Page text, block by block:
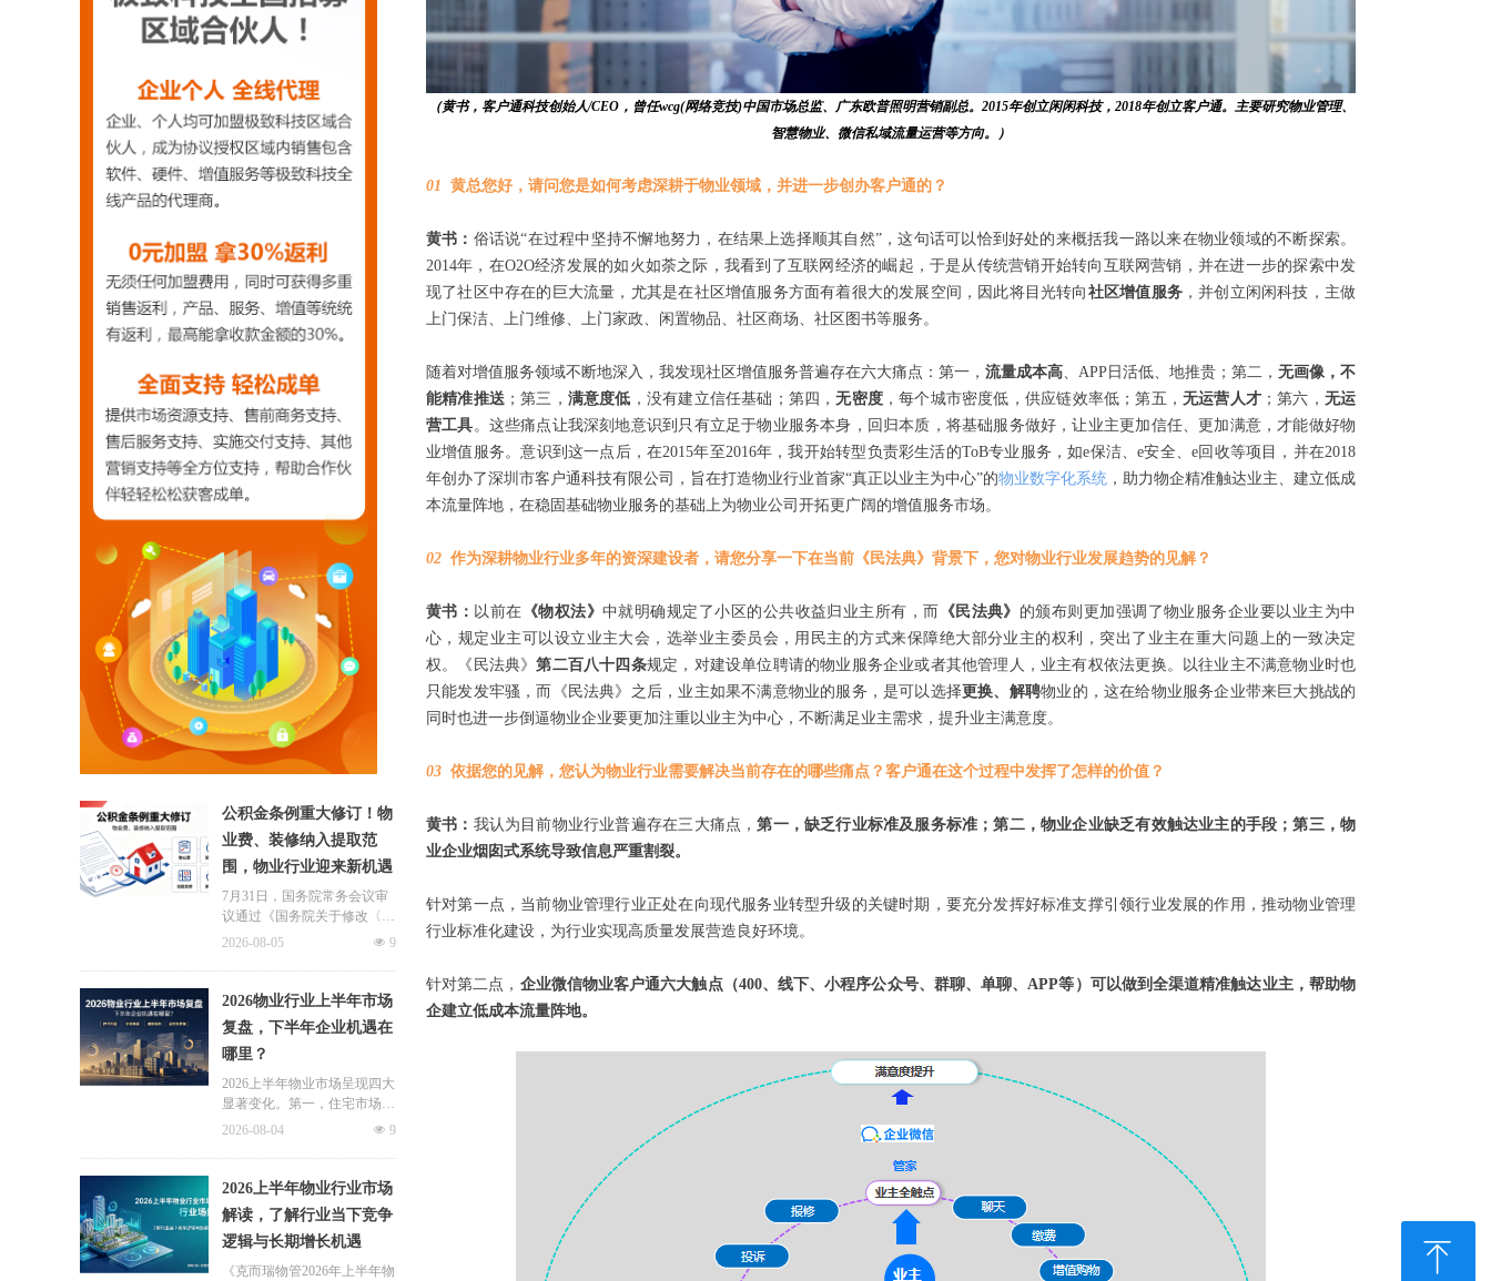
（黄书，客户通科技创始人/CEO，曾任wcg(网络竞技)中国市场总监、广东欧普照明营销副总。2015年创立闲闲科技，2018年创立客户通。主要研究物业管理、
智慧物业、微信私域流量运营等方向。）
01 黄总您好，请问您是如何考虑深耕于物业领域，并进一步创办客户通的？
黄书： 俗话说“在过程中坚持不懈地努力，在结果上选择顺其自然”，这句话可以恰到好处的来概括我一路以来在物业领域的不断探索。
2014年，在O2O经济发展的如火如荼之际，我看到了互联网经济的崛起，于是从传统营销开始转向互联网营销，并在进一步的探索中发
现了社区中存在的巨大流量，尤其是在社区增值服务方面有着很大的发展空间，因此将目光转向 社区增值服务，并创立闲闲科技，主做
上门保洁、上门维修、上门家政、闲置物品、社区商场、社区图书等服务。
随着对增值服务领域不断地深入，我发现社区增值服务普遍存在六大痛点：第一， 流量成本高 、APP日活低、地推贵；第二， 无画像，不
能精准推送 ；第三， 满意度低 ，没有建立信任基础；第四，无密度 ，每个城市密度低，供应链效率低；第五， 无运营人才 ；第六， 无运
营工具 。这些痛点让我深刻地意识到只有立足于物业服务本身，回归本质，将基础服务做好，让业主更加信任、更加满意，才能做好物
业增值服务。意识到这一点后，在2015年至2016年，我开始转型负责彩生活的ToB专业服务，如e保洁、e安全、e回收等项目，并在2018
年创办了深圳市客户通科技有限公司，旨在打造物业行业首家“真正以业主为中心”的物业数字化系统 ，助力物企精准触达业主、建立低成
本流量阵地，在稳固基础物业服务的基础上为物业公司开拓更广阔的增值服务市场。
02 作为深耕物业行业多年的资深建设者，请您分享一下在当前《民法典》背景下，您对物业行业发展趋势的见解？
黄书： 以前在 《物权法》中就明确规定了小区的公共收益归业主所有，而 《民法典》 的颁布则更加强调了物业服务企业要以业主为中
心，规定业主可以设立业主大会，选举业主委员会，用民主的方式来保障绝大部分业主的权利，突出了业主在重大问题上的一致决定
权。《民法典》第二百八十四条规定，对建设单位聘请的物业服务企业或者其他管理人，业主有权依法更换。以往业主不满意物业时也
只能发发牢骚，而《民法典》之后，业主如果不满意物业的服务，是可以选择更换、解聘物业的，这在给物业服务企业带来巨大挑战的
同时也进一步倒逼物业企业要更加注重以业主为中心，不断满足业主需求，提升业主满意度。
03 依据您的见解，您认为物业行业需要解决当前存在的哪些痛点？客户通在这个过程中发挥了怎样的价值？
黄书： 我认为目前物业行业普遍存在三大痛点，第一，缺乏行业标准及服务标准；第二，物业企业缺乏有效触达业主的手段；第三，物
业企业烟囱式系统导致信息严重割裂。
针对第一点，当前物业管理行业正处在向现代服务业转型升级的关键时期，要充分发挥好标准支撑引领行业发展的作用，推动物业管理
行业标准化建设，为行业实现高质量发展营造良好环境。
针对第二点， 企业微信物业客户通六大触点（400、线下、小程序公众号、群聊、单聊、APP等）可以做到全渠道精准触达业主，帮助物
企建立低成本流量阵地。
【相关文章推荐】
公积金条例重大修订！物
业费、装修纳入提取范
围，物业行业迎来新机遇
7月31日，国务院常务会议审
议通过《国务院关于修改〈住
房公积金管理条例〉的决定
景迎来历史性扩容。提取情形
由原有6种拓展至9种，新增装
修自住住房、支付自住住房物
业费两大民生场景，同时设置
兜底条款支持其他合规住房消
费。这项顶层政策调整，不仅
惠及亿万缴存职工，也将深度
业。
넶 9
2026-08-05
2026物业行业上半年市场
复盘，下半年企业机遇在
哪里？
2026上半年物业市场呈现四大
显著变化。第一，住宅市场全
面进入存量化周期，老旧小区
零散老旧小区运营成本高、单
独经营难以盈利，连片整合、
片区化托管成为主流模式，政
企协同搭建长效运营机制，依
托社区增值服务反哺基础物业
服务，形成可持续经营闭环。
넶 9
2026-08-04
2026上半年物业行业市场
解读，了解行业当下竞争
逻辑与长期增长机遇
《克而瑞物管2026年上半年物
ꁸ